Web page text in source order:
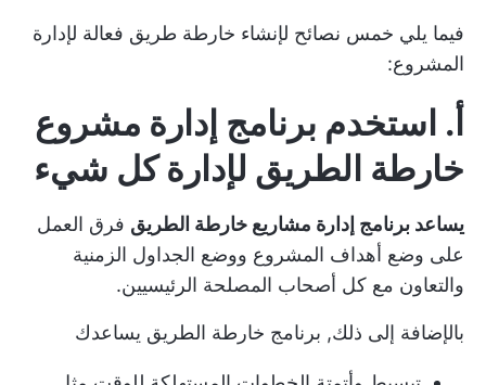
فيما يلي خمس نصائح لإنشاء خارطة طريق فعالة لإدارة
المشروع:
أ. استخدم برنامج إدارة مشروع
خارطة الطريق لإدارة كل شيء
يساعد برنامج إدارة مشاريع خارطة الطريق فرق العمل
على وضع أهداف المشروع ووضع الجداول الزمنية
والتعاون مع كل أصحاب المصلحة الرئيسيين.
بالإضافة إلى ذلك, برنامج خارطة الطريق يساعدك